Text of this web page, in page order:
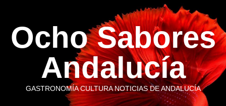
contenido
Ocho Sabores
Andalucía
GASTRONOMÍA CULTURA NOTICIAS DE ANDALUCÍA